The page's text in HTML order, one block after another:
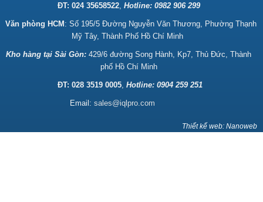
ĐT: 024 35658522, Hotline: 0982 906 299
Văn phòng HCM : Số 195/5 Đường Nguyễn Văn Thương, Phường Thạnh
Mỹ Tây, Thành Phố Hồ Chí Minh
Kho hàng tại Sài Gòn: 429/6 đường Song Hành, Kp7, Thủ Đức, Thành
phố Hồ Chí Minh
ĐT: 028 3519 0005, Hotline: 0904 259 251
Email: sales@iqlpro.com
Thiết kế web: Nanoweb